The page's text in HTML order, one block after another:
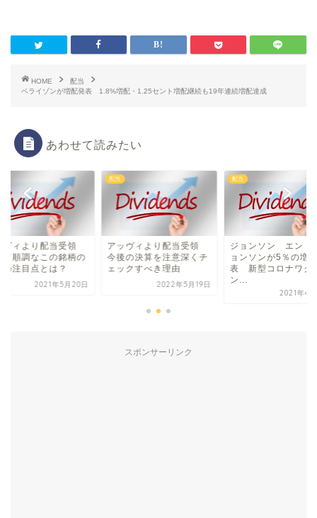
HOME
配当
ベライゾンが増配発表 1.8%増配・1.25セント増配継続も19年連続増配達成
あわせて読みたい
ヴィより配当受領
て順調なこの銘柄の
の注目点とは？
2021年5月20日
配当
アッヴィより配当受領
今後の決算を注意深くチ
ェックすべき理由
2022年5月19日
配当
ジョンソン エン
ョンソンが5％の増
表 新型コロナワク
ン...
2021年4
スポンサーリンク